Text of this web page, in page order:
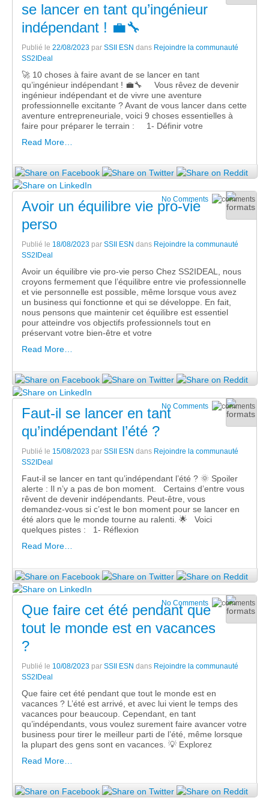
se lancer en tant qu’ingénieur
indépendant ! 💼🔧
Publié le 22/08/2023 par SSII ESN dans Rejoindre la communauté
SS2IDeal
🚀 10 choses à faire avant de se lancer en tant
qu’ingénieur indépendant ! 💼🔧 Vous rêvez de devenir
ingénieur indépendant et de vivre une aventure
professionnelle excitante ? Avant de vous lancer dans cette
aventure entrepreneuriale, voici 9 choses essentielles à
faire pour préparer le terrain : 1- Définir votre
Read More…
No Comments
Avoir un équilibre vie pro-vie
perso
Publié le 18/08/2023 par SSII ESN dans Rejoindre la communauté
SS2IDeal
Avoir un équilibre vie pro-vie perso Chez SS2IDEAL, nous
croyons fermement que l’équilibre entre vie professionnelle
et vie personnelle est possible, même lorsque vous avez
un business qui fonctionne et qui se développe. En fait,
nous pensons que maintenir cet équilibre est essentiel
pour atteindre vos objectifs professionnels tout en
préservant votre bien-être et votre
Read More…
No Comments
Faut-il se lancer en tant
qu’indépendant l’été ?
Publié le 15/08/2023 par SSII ESN dans Rejoindre la communauté
SS2IDeal
Faut-il se lancer en tant qu’indépendant l’été ? 🌞 Spoiler
alerte : Il n’y a pas de bon moment. Certains d’entre vous
rêvent de devenir indépendants. Peut-être, vous
demandez-vous si c’est le bon moment pour se lancer en
été alors que le monde tourne au ralenti. 🌟 Voici
quelques pistes : 1- Réflexion
Read More…
No Comments
Que faire cet été pendant que
tout le monde est en vacances
?
Publié le 10/08/2023 par SSII ESN dans Rejoindre la communauté
SS2IDeal
Que faire cet été pendant que tout le monde est en
vacances ? L’été est arrivé, et avec lui vient le temps des
vacances pour beaucoup. Cependant, en tant
qu’indépendants, vous voulez surement faire avancer votre
business pour tirer le meilleur parti de l’été, même lorsque
la plupart des gens sont en vacances. 💡 Explorez
Read More…